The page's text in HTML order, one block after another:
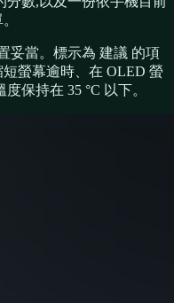
妥當。標示為 建議 的項
螢幕逾時、在 OLED 螢
保持在 35 °C 以下。